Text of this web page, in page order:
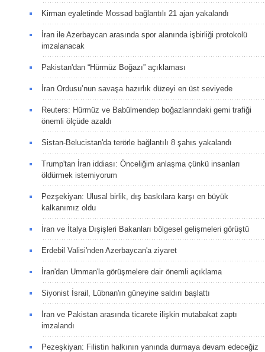
Kirman eyaletinde Mossad bağlantılı 21 ajan yakalandı
İran ile Azerbaycan arasında spor alanında işbirliği protokolü
imzalanacak
Pakistan'dan “Hürmüz Boğazı” açıklaması
İran Ordusu’nun savaşa hazırlık düzeyi en üst seviyede
Reuters: Hürmüz ve Babülmendep boğazlarındaki gemi trafiği
önemli ölçüde azaldı
Sistan-Belucistan'da terörle bağlantılı 8 şahıs yakalandı
Trump'tan İran iddiası: Önceliğim anlaşma çünkü insanları
öldürmek istemiyorum
Pezşekiyan: Ulusal birlik, dış baskılara karşı en büyük
kalkanımız oldu
İran ve İtalya Dışişleri Bakanları bölgesel gelişmeleri görüştü
Erdebil Valisi'nden Azerbaycan'a ziyaret
İran'dan Umman'la görüşmelere dair önemli açıklama
Siyonist İsrail, Lübnan'ın güneyine saldırı başlattı
İran ve Pakistan arasında ticarete ilişkin mutabakat zaptı
imzalandı
Pezeşkiyan: Filistin halkının yanında durmaya devam edeceğiz